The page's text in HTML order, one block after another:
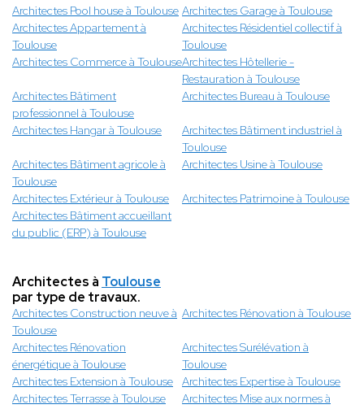
Architectes Pool house à Toulouse Architectes Garage à Toulouse
Architectes Appartement à
Toulouse
Architectes Résidentiel collectif à
Toulouse
Architectes Commerce à ToulouseArchitectes Hôtellerie -
Restauration à Toulouse
Architectes Bâtiment
professionnel à Toulouse
Architectes Bureau à Toulouse
Architectes Hangar à Toulouse
Architectes Bâtiment industriel à
Toulouse
Architectes Bâtiment agricole à
Toulouse
Architectes Usine à Toulouse
Architectes Extérieur à Toulouse
Architectes Patrimoine à Toulouse
Architectes Bâtiment accueillant
du public (ERP) à Toulouse
Architectes à Toulouse
par type de travaux.
Architectes Construction neuve à
Toulouse
Architectes Rénovation à Toulouse
Architectes Rénovation
énergétique à Toulouse
Architectes Surélévation à
Toulouse
Architectes Extension à Toulouse
Architectes Expertise à Toulouse
Architectes Terrasse à Toulouse
Architectes Mise aux normes à